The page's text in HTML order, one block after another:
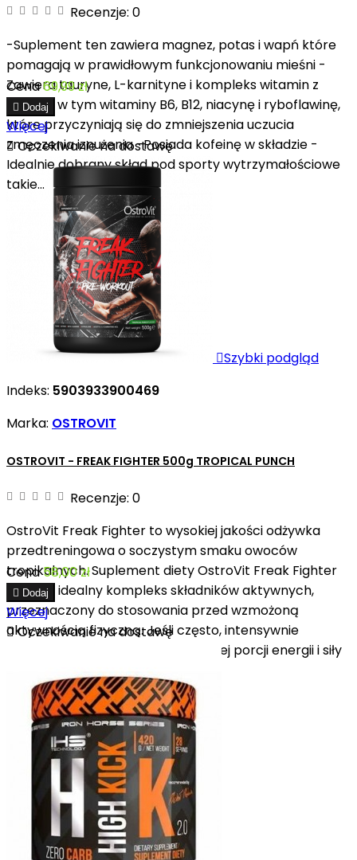
Recenzje: 0
-Suplement ten zawiera magnez, potas i wapń które
pomagają w prawidłowym funkcjonowaniu mieśni -
Zawiera tauryne, L-karnityne i kompleks witamin z
grupy B w tym witaminy B6, B12, niacynę i ryboflawinę,
które przyczyniają się do zmniejszenia uczucia
zmęczenia iznużenia -Posiada kofeinę w składzie -
Idealnie dobrany skład pod sporty wytrzymałościowe
takie...
Cena69,99 zł
 Dodaj
Więcej
Oczekiwanie na dostawę
Szybki podgląd
Indeks: 5903933900469
Marka: OSTROVIT
OSTROVIT - FREAK FIGHTER 500g TROPICAL PUNCH
Recenzje: 0
OstroVit Freak Fighter to wysokiej jakości odżywka
przedtreningowa o soczystym smaku owoców
tropikalnych. Suplement diety OstroVit Freak Fighter
stanowi idealny kompleks składników aktywnych,
przeznaczony do stosowania przed wzmożoną
aktywnością fizyczną. Jeśli często, intensywnie
trenujesz i potrzebujesz dodatkowej porcji energii i siły
Cena58,00 zł
 Dodaj
Więcej
Oczekiwanie na dostawę